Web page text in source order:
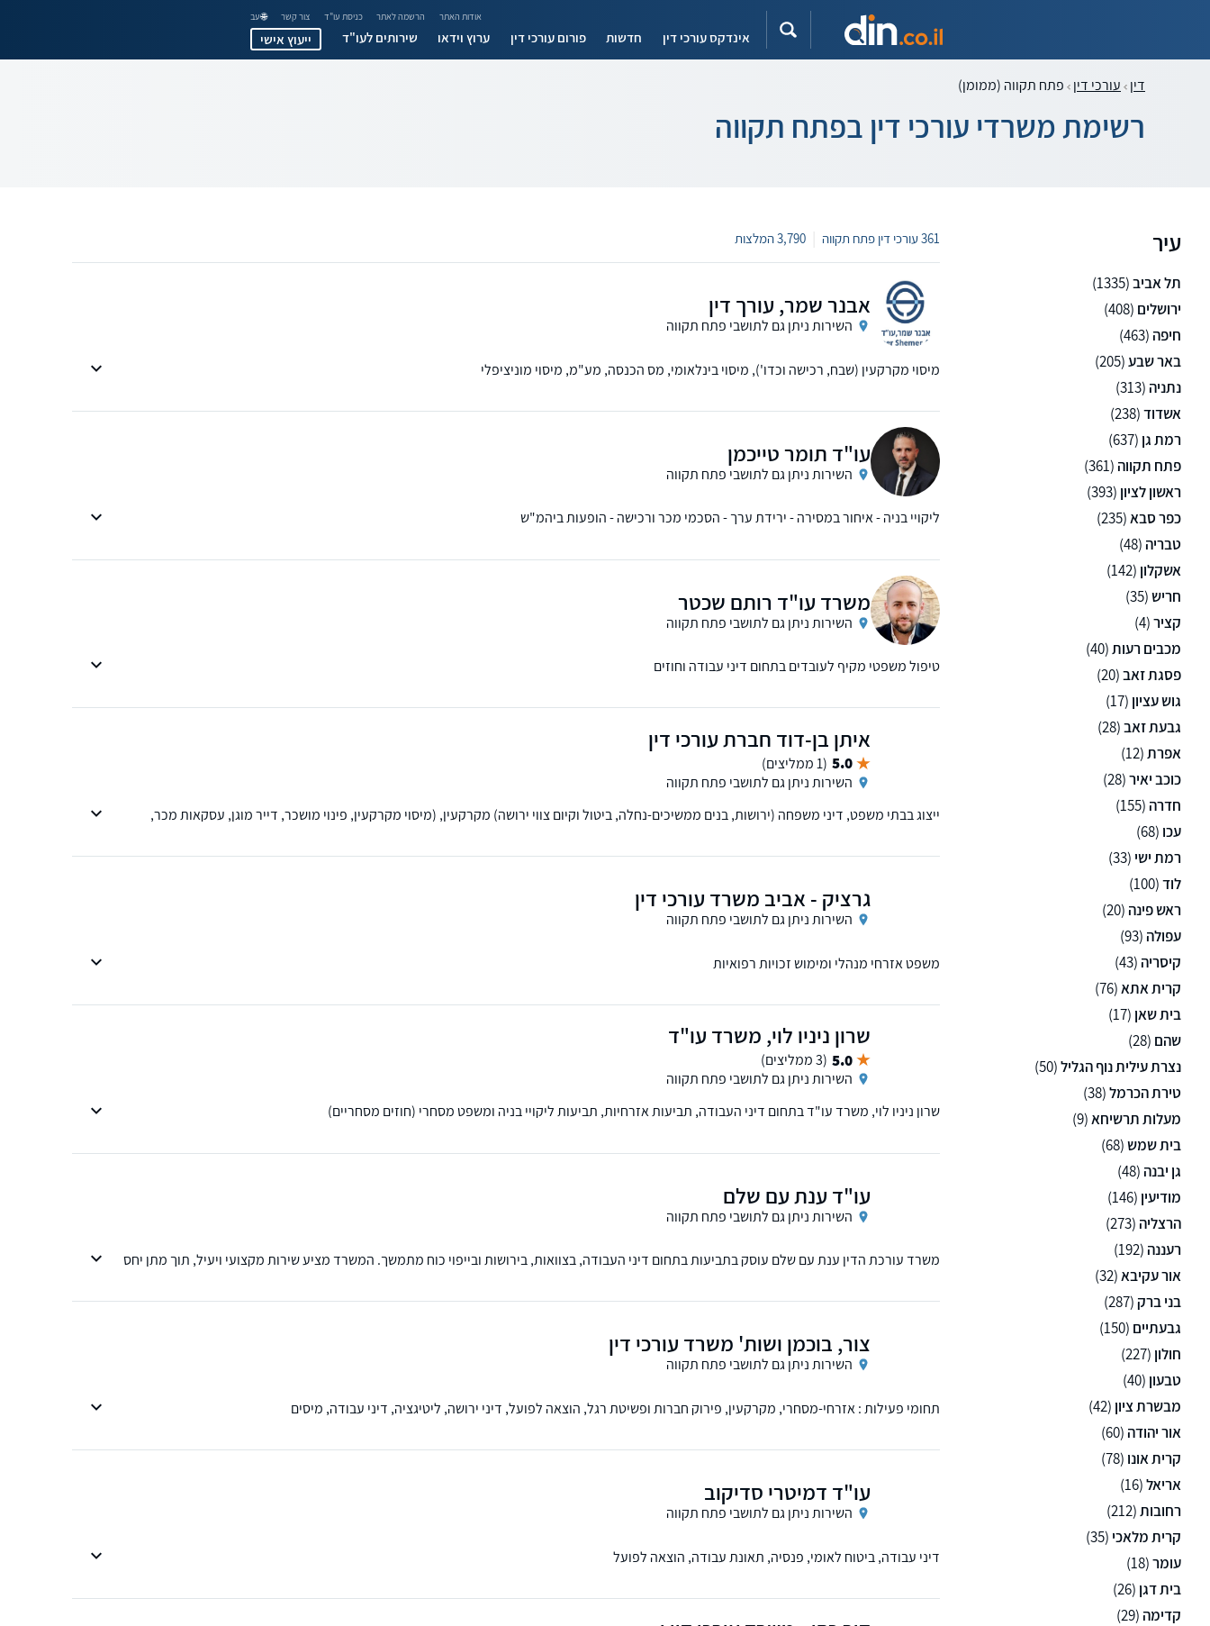
אודות האתר הרשמה לאתר כניסת עו"ד צור קשר 🌐 עב
אינדקס עורכי דין חדשות פורום עורכי דין ערוץ וידאו שירותים לעו"ד ייעוץ אישי
דין עורכי דין פתח תקווה (ממומן)
רשימת משרדי עורכי דין בפתח תקווה
עיר
תל אביב(1335)
ירושלים (408)
חיפה (463)
באר שבע(205)
נתניה (313)
אשדוד(238)
רמת גן (637)
פתח תקווה (361)
ראשון לציון (393)
כפר סבא(235)
טבריה (48)
אשקלון (142)
חריש(35)
קציר(4)
מכבים רעות(40)
פסגת זאב(20)
גוש עציון (17)
גבעת זאב(28)
אפרת(12)
כוכב יאיר(28)
חדרה (155)
עכו (68)
רמת ישי (33)
לוד(100)
ראש פינה (20)
עפולה (93)
קיסריה (43)
קרית אתא(76)
בית שאן (17)
שהם (28)
נצרת עילית נוף הגליל(50)
טירת הכרמל(38)
מעלות תרשיחא(9)
בית שמש(68)
גן יבנה (48)
מודיעין (146)
הרצליה (273)
רעננה (192)
אור עקיבא(32)
בני ברק(287)
גבעתיים (150)
חולון (227)
טבעון (40)
מבשרת ציון (42)
אור יהודה (60)
קרית אונו (78)
אריאל(16)
רחובות(212)
קרית מלאכי (35)
עומר(18)
בית דגן (26)
קדימה (29)
361 עורכי דין פתח תקווה 3,790 המלצות
אבנר שמר, עורך דין
השירות ניתן גם לתושבי פתח תקווה
מיסוי מקרקעין (שבח, רכישה וכדו'), מיסוי בינלאומי, מס הכנסה, מע"מ, מיסוי מוניציפלי
עו"ד תומר טייכמן
השירות ניתן גם לתושבי פתח תקווה
ליקויי בניה - איחור במסירה - ירידת ערך - הסכמי מכר ורכישה - הופעות ביהמ"ש
משרד עו"ד רותם שכטר
השירות ניתן גם לתושבי פתח תקווה
טיפול משפטי מקיף לעובדים בתחום דיני עבודה וחוזים
איתן בן-דוד חברת עורכי דין
5.0 (1 ממליצים)
השירות ניתן גם לתושבי פתח תקווה
ייצוג בבתי משפט, דיני משפחה (ירושות, בנים ממשיכים-נחלה, ביטול וקיום צווי ירושה) מקרקעין, (מיסוי מקרקעין, פינוי מושכר, דייר מוגן, עסקאות מכר,
גרציק - אביב משרד עורכי דין
השירות ניתן גם לתושבי פתח תקווה
משפט אזרחי מנהלי ומימוש זכויות רפואיות
שרון ניניו לוי, משרד עו"ד
5.0 (3 ממליצים)
השירות ניתן גם לתושבי פתח תקווה
שרון ניניו לוי, משרד עו"ד בתחום דיני העבודה, תביעות אזרחיות, תביעות ליקויי בניה ומשפט מסחרי (חוזים מסחריים)
עו"ד ענת עם שלם
השירות ניתן גם לתושבי פתח תקווה
משרד עורכת הדין ענת עם שלם עוסק בתביעות בתחום דיני העבודה, בצוואות, בירושות ובייפוי כוח מתמשך. המשרד מציע שירות מקצועי ויעיל, תוך מתן יחס
צור, בוכמן ושות' משרד עורכי דין
השירות ניתן גם לתושבי פתח תקווה
תחומי פעילות : אזרחי-מסחרי, מקרקעין, פירוק חברות ופשיטת רגל, הוצאה לפועל, דיני ירושה, ליטיגציה, דיני עבודה, מיסים
עו"ד דמיטרי סדיקוב
השירות ניתן גם לתושבי פתח תקווה
דיני עבודה, ביטוח לאומי, פנסיה, תאונת עבודה, הוצאה לפועל